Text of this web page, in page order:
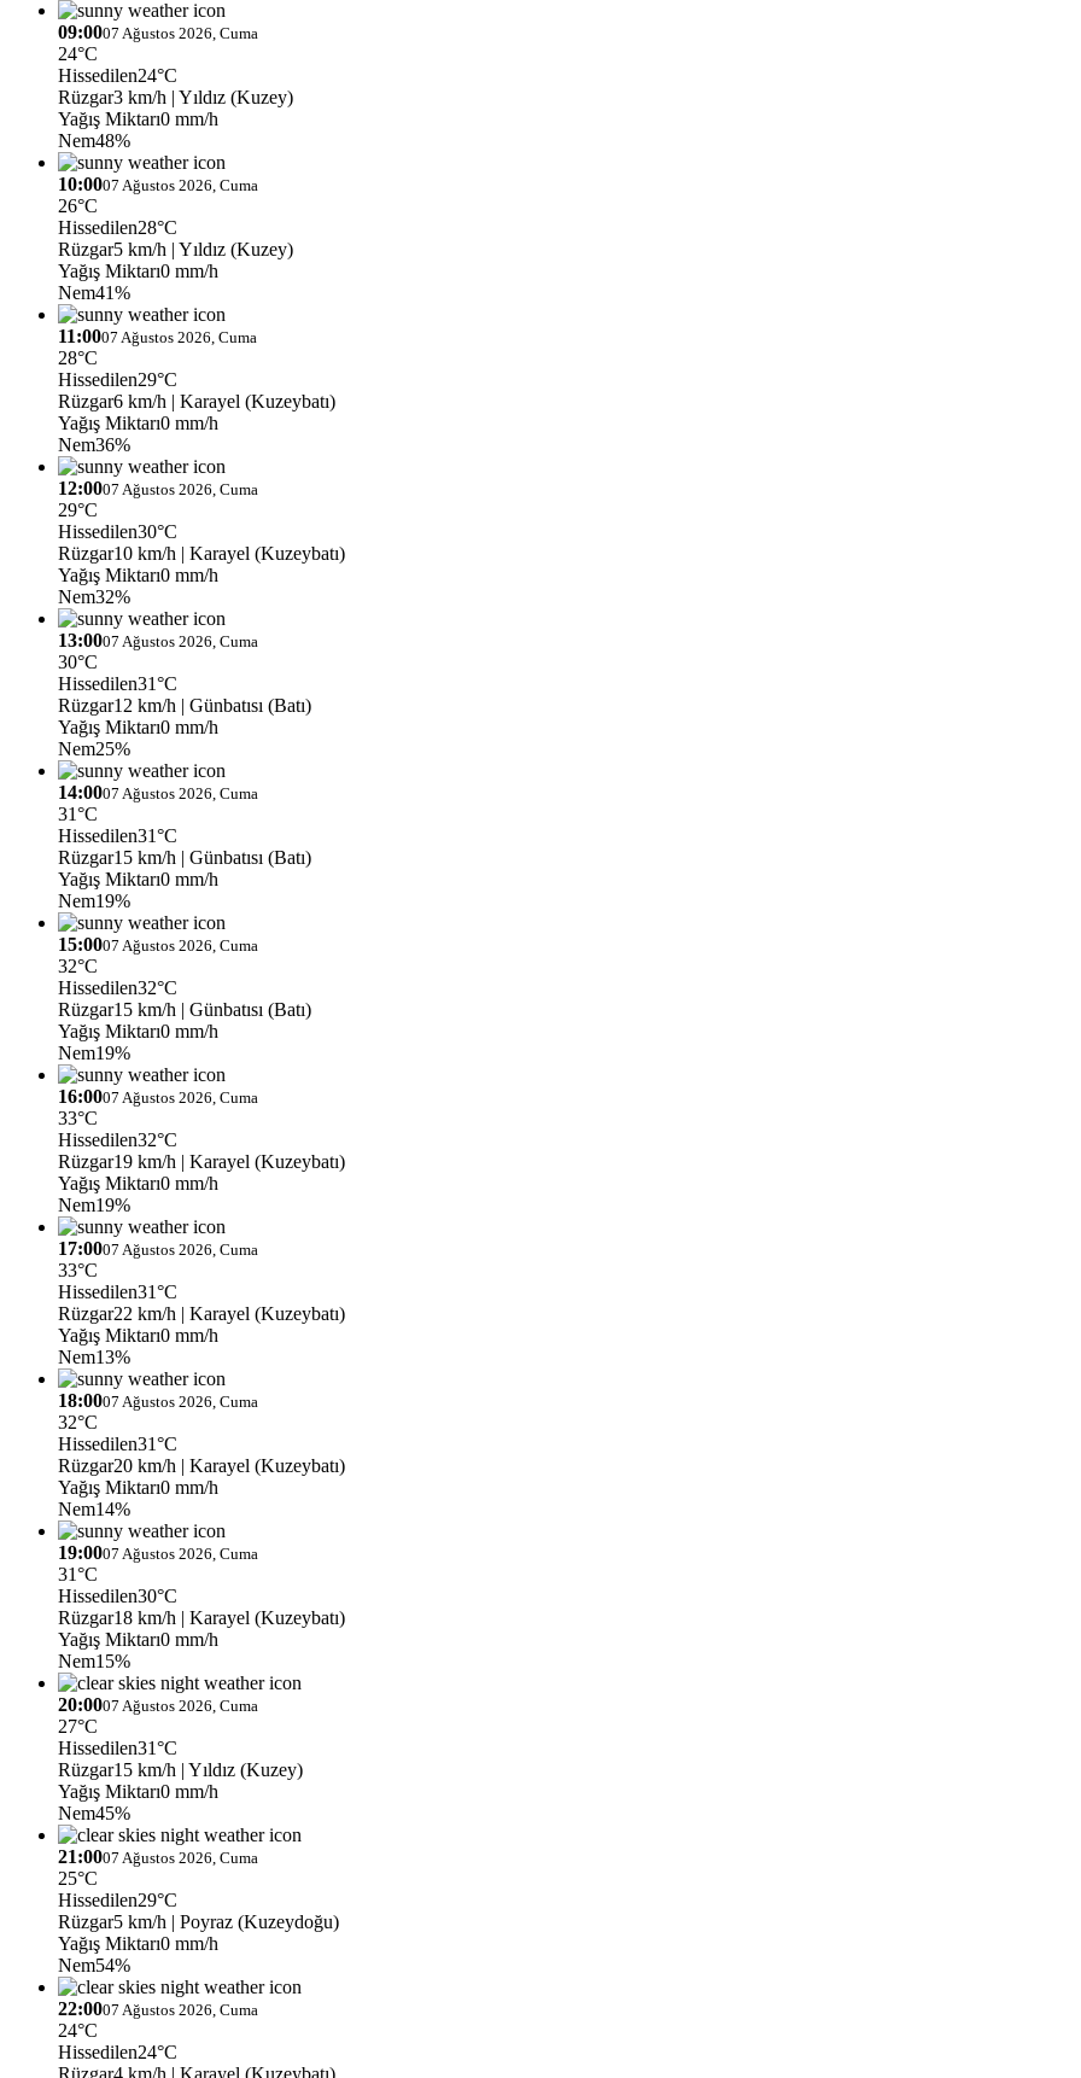
09:0007 Ağustos 2026, Cuma
24°C
Hissedilen24°C
Rüzgar3 km/h | Yıldız (Kuzey)
Yağış Miktarı0 mm/h
Nem48%
10:0007 Ağustos 2026, Cuma
26°C
Hissedilen28°C
Rüzgar5 km/h | Yıldız (Kuzey)
Yağış Miktarı0 mm/h
Nem41%
11:0007 Ağustos 2026, Cuma
28°C
Hissedilen29°C
Rüzgar6 km/h | Karayel (Kuzeybatı)
Yağış Miktarı0 mm/h
Nem36%
12:0007 Ağustos 2026, Cuma
29°C
Hissedilen30°C
Rüzgar10 km/h | Karayel (Kuzeybatı)
Yağış Miktarı0 mm/h
Nem32%
13:0007 Ağustos 2026, Cuma
30°C
Hissedilen31°C
Rüzgar12 km/h | Günbatısı (Batı)
Yağış Miktarı0 mm/h
Nem25%
14:0007 Ağustos 2026, Cuma
31°C
Hissedilen31°C
Rüzgar15 km/h | Günbatısı (Batı)
Yağış Miktarı0 mm/h
Nem19%
15:0007 Ağustos 2026, Cuma
32°C
Hissedilen32°C
Rüzgar15 km/h | Günbatısı (Batı)
Yağış Miktarı0 mm/h
Nem19%
16:0007 Ağustos 2026, Cuma
33°C
Hissedilen32°C
Rüzgar19 km/h | Karayel (Kuzeybatı)
Yağış Miktarı0 mm/h
Nem19%
17:0007 Ağustos 2026, Cuma
33°C
Hissedilen31°C
Rüzgar22 km/h | Karayel (Kuzeybatı)
Yağış Miktarı0 mm/h
Nem13%
18:0007 Ağustos 2026, Cuma
32°C
Hissedilen31°C
Rüzgar20 km/h | Karayel (Kuzeybatı)
Yağış Miktarı0 mm/h
Nem14%
19:0007 Ağustos 2026, Cuma
31°C
Hissedilen30°C
Rüzgar18 km/h | Karayel (Kuzeybatı)
Yağış Miktarı0 mm/h
Nem15%
20:0007 Ağustos 2026, Cuma
27°C
Hissedilen31°C
Rüzgar15 km/h | Yıldız (Kuzey)
Yağış Miktarı0 mm/h
Nem45%
21:0007 Ağustos 2026, Cuma
25°C
Hissedilen29°C
Rüzgar5 km/h | Poyraz (Kuzeydoğu)
Yağış Miktarı0 mm/h
Nem54%
22:0007 Ağustos 2026, Cuma
24°C
Hissedilen24°C
Rüzgar4 km/h | Karayel (Kuzeybatı)